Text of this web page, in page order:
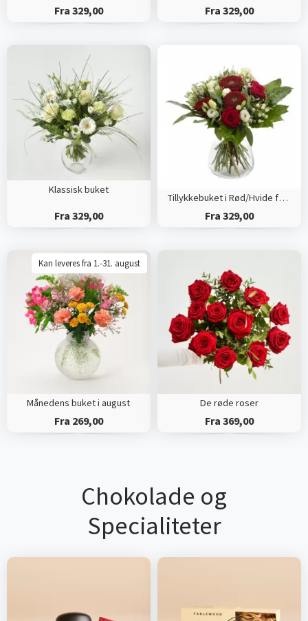
Fra 329,00 Fra 329,00
Klassisk buket
Fra 329,00
Tillykkebuket i Rød/Hvide farver
Fra 329,00
Kan leveres fra 1.-31. august
Månedens buket i august
Fra 269,00
De røde roser
Fra 369,00
Chokolade og
Specialiteter